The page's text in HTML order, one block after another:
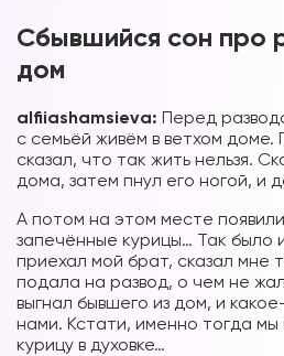
Сбывшийся сон про
дом
alfiiashamsieva: Перед
с семьёй живём в ветхом
сказал, что так жить нельзя.
дома, затем пнул его ногой, и
А потом на этом месте
запечённые курицы… Так было
приехал мой брат, сказал мне
подала на развод, о чем не
выгнал бывшего из дом, и
нами. Кстати, именно тогда мы
курицу в духовке…